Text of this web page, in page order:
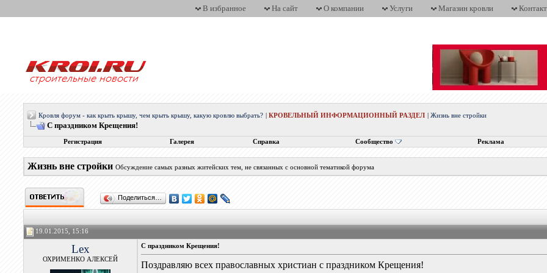
В избранное На сайт О компании Услуги Магазин кровли
Кровля форум - как крыть крышу, чем крыть крышу, какую кровлю выбрать? |КРОВЕЛЬНЫЙ ИНФОРМАЦИОННЫЙ РАЗДЕЛ |Жизнь вне стройки
С праздником Крещения!
Регистрация Галерея Справка Сообщество Реклама
Жизнь вне стройки Обсуждение самых разных житейских тем, не связанных с основной тематикой форума
Поделиться…
19.01.2015, 15:16
Lex
ОХРИМЕНКО АЛЕКСЕЙ
С праздником Крещения!
Поздравляю всех православных христиан с праздником Крещения!